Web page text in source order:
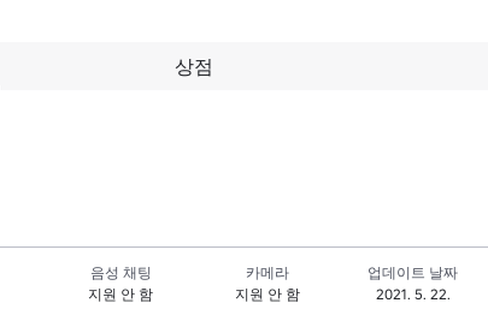
상점
음성 채팅
지원 안 함
카메라
지원 안 함
업데이트 날짜
2021. 5. 22.